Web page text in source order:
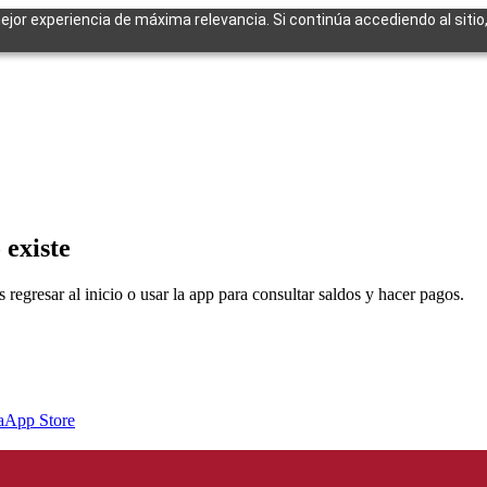
experiencia de máxima relevancia. Si continúa accediendo al
al inicio o usar la app para consultar saldos y hacer pagos.
App Store